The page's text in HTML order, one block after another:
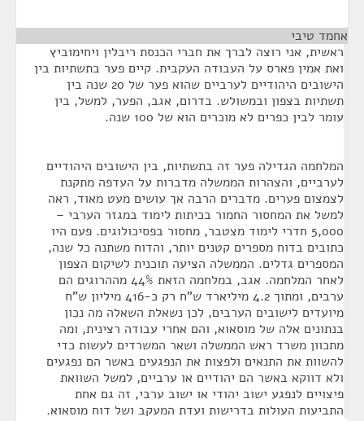
אחמד טיבי
ראשית, אני רוצה לברך את חברי הכנסת ריבלין ויחימוביץ
ואת אמין פארס על העבודה העקבית. קיים פער בתשתיות בין
הישובים היהודיים לערביים שהוא פער של 20 שנה בין
תשתיות בצפון ובמשולש. בדרום, אגב, הפער, למשל, בין
עומר לבין כפרים לא מוכרים הוא של 100 שנה.
המלחמה הגדילה פער זה בתשתיות, בין הישובים היהודיים
לערביים, והצהרות הממשלה מדברות על העדפה מתקנת
לצמצום פערים. מדברים הרבה אך עושים מעט מאוד, ראה
למשל את המחסור החמור בכיתות לימוד במגזר הערבי –
5,000 חדרי לימוד מצטבר, מחסור בפסיכולוגים. פעם היו
כתובים בדוח מספרים קטנים יותר, והדוח משתנה כל שנה,
המספרים גדלים. הממשלה הציעה תוכנית לשיקום הצפון
לאחר המלחמה. אגב, במלחמה הזאת 44% מההרוגים הם
ערבים, ומתוך 4.2 מיליארד ש"ח רק כ-416 מיליון ש"ח
מיועדים לישובים הערבים, לכן נשאלת השאלה מה נכון
בנתונים אלה של מוסאוא, והם אחרי עבודה רצינית, ומה
מתכוון משרד ראש הממשלה ושאר המשרדים לעשות כדי
להשוות את התנאים ולפצות את הנפגעים באשר הם נפגעים
ולא דווקא באשר הם יהודיים או ערביים, למשל השוואת
פיצויים לנפגע ישוב יהודי או ישוב ערבי, זה גם אחת
התביעות העולות בדרישות ועדת המעקב ושל דוח מוסאוא.